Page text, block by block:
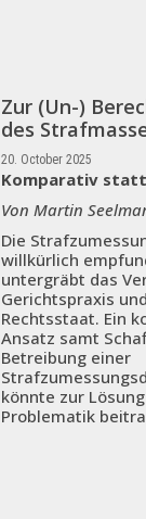
Zur (Un-)
des
20. October 2025
Komparativ
Von Martin
Die
willkürlich
untergräbt das
Gerichtspraxis
Rechtsstaat. Ein
Ansatz samt
Betreibung einer
könnte zur
Problematik